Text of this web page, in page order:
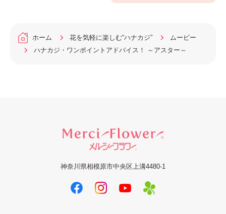
ホーム 花を気軽に楽しむ“ハナカジ”
ムービー
ハナカジ・ワンポイントアドバイス！ ～アスター～
神奈川県相模原市中央区上溝4480-1